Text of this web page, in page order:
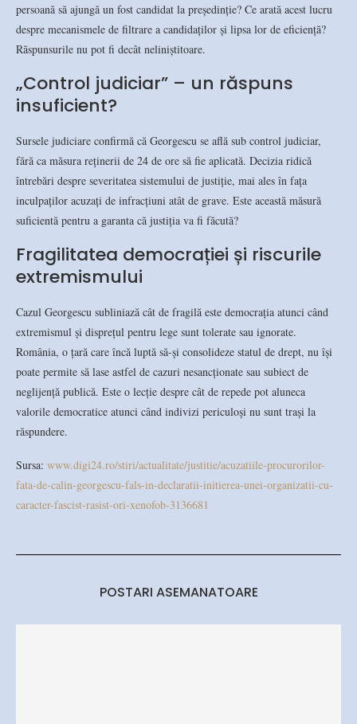
persoană să ajungă un fost candidat la președinție? Ce arată acest lucru
despre mecanismele de filtrare a candidaților și lipsa lor de eficiență?
Răspunsurile nu pot fi decât neliniștitoare.
„Control judiciar” – un răspuns
insuficient?
Sursele judiciare confirmă că Georgescu se află sub control judiciar,
fără ca măsura reținerii de 24 de ore să fie aplicată. Decizia ridică
întrebări despre severitatea sistemului de justiție, mai ales în fața
inculpaților acuzați de infracțiuni atât de grave. Este această măsură
suficientă pentru a garanta că justiția va fi făcută?
Fragilitatea democrației și riscurile
extremismului
Cazul Georgescu subliniază cât de fragilă este democrația atunci când
extremismul și disprețul pentru lege sunt tolerate sau ignorate.
România, o țară care încă luptă să-și consolideze statul de drept, nu își
poate permite să lase astfel de cazuri nesancționate sau subiect de
neglijență publică. Este o lecție despre cât de repede pot aluneca
valorile democratice atunci când indivizi periculoși nu sunt trași la
răspundere.
Sursa: www.digi24.ro/stiri/actualitate/justitie/acuzatiile-procurorilor-
fata-de-calin-georgescu-fals-in-declaratii-initierea-unei-organizatii-cu-
caracter-fascist-rasist-ori-xenofob-3136681
POSTARI ASEMANATOARE